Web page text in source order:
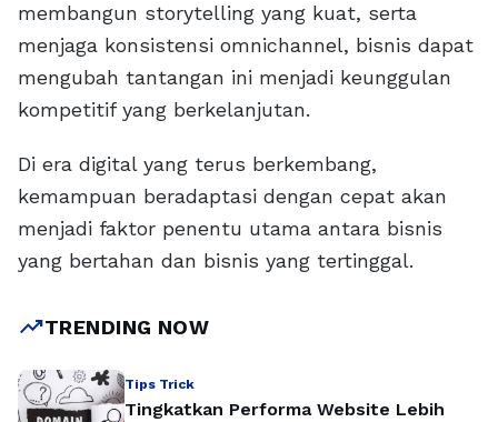
membangun storytelling yang kuat, serta
menjaga konsistensi omnichannel, bisnis dapat
mengubah tantangan ini menjadi keunggulan
kompetitif yang berkelanjutan.
Di era digital yang terus berkembang,
kemampuan beradaptasi dengan cepat akan
menjadi faktor penentu utama antara bisnis
yang bertahan dan bisnis yang tertinggal.
trending_upTRENDING NOW
Tips Trick
Tingkatkan Performa Website Lebih